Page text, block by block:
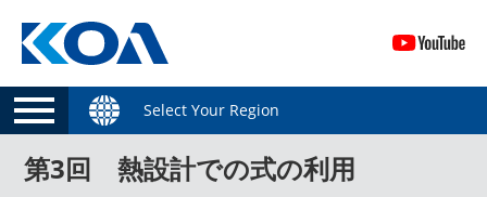
Select Your Region
第3回 熱設計での式の利用